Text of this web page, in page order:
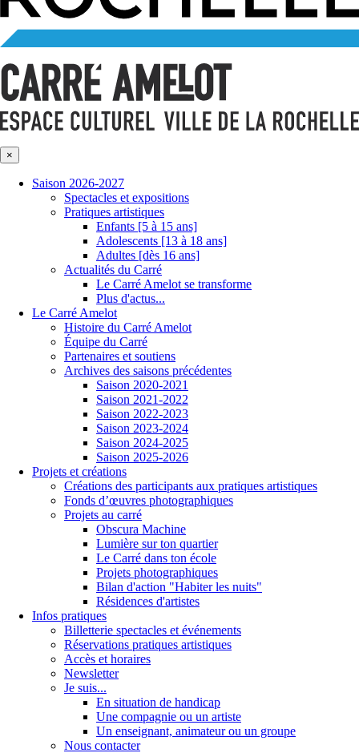
×
Saison 2026-2027
Spectacles et expositions
Pratiques artistiques
Enfants [5 à 15 ans]
Adolescents [13 à 18 ans]
Adultes [dès 16 ans]
Actualités du Carré
Le Carré Amelot se transforme
Plus d'actus...
Le Carré Amelot
Histoire du Carré Amelot
Équipe du Carré
Partenaires et soutiens
Archives des saisons précédentes
Saison 2020-2021
Saison 2021-2022
Saison 2022-2023
Saison 2023-2024
Saison 2024-2025
Saison 2025-2026
Projets et créations
Créations des participants aux pratiques artistiques
Fonds d’œuvres photographiques
Projets au carré
Obscura Machine
Lumière sur ton quartier
Le Carré dans ton école
Projets photographiques
Bilan d'action "Habiter les nuits"
Résidences d'artistes
Infos pratiques
Billetterie spectacles et événements
Réservations pratiques artistiques
Accès et horaires
Newsletter
Je suis...
En situation de handicap
Une compagnie ou un artiste
Un enseignant, animateur ou un groupe
Nous contacter